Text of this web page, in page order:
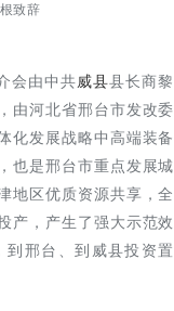
致辞
会由中共威县县长商黎
由河北省邢台市发改委
化发展战略中高端装备
也是邢台市重点发展城
地区优质资源共享，全
产，产生了强大示范效
邢台、到威县投资置